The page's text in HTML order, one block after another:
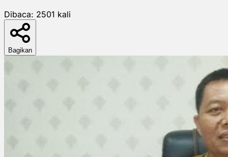
Dibaca: 2501 kali
Bagikan